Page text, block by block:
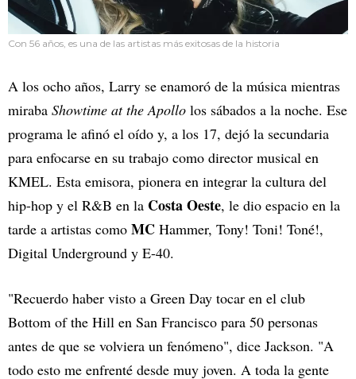
Con 56 años, es una de las artistas más exitosas de la historia
A los ocho años, Larry se enamoró de la música mientras
miraba Showtime at the Apollo los sábados a la noche. Ese
programa le afinó el oído y, a los 17, dejó la secundaria
para enfocarse en su trabajo como director musical en
KMEL. Esta emisora, pionera en integrar la cultura del
hip-hop y el R&B en la Costa Oeste, le dio espacio en la
tarde a artistas como MC Hammer, Tony! Toni! Toné!,
Digital Underground y E-40.
"Recuerdo haber visto a Green Day tocar en el club
Bottom of the Hill en San Francisco para 50 personas
antes de que se volviera un fenómeno", dice Jackson. "A
todo esto me enfrenté desde muy joven. A toda la gente